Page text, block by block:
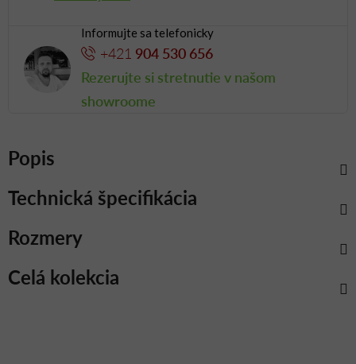
Informujte sa telefonicky
+421 904 530 656
Rezerujte si stretnutie v našom
showroome
Popis
Celá kolekcia
Rozmery
Technická špecifikácia